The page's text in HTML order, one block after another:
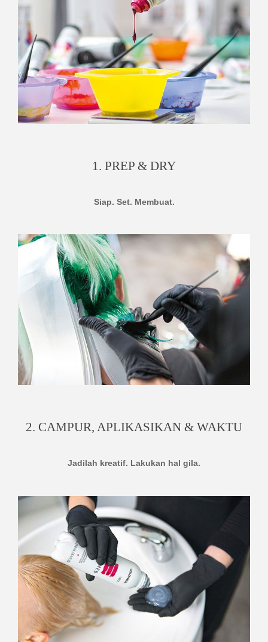
1. PREP & DRY
Siap. Set. Membuat.
2. CAMPUR, APLIKASIKAN & WAKTU
Jadilah kreatif. Lakukan hal gila.